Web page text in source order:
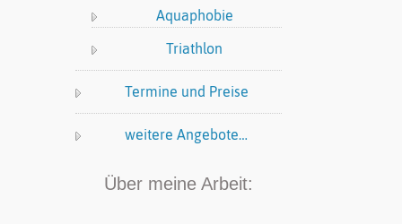
Aquaphobie
Triathlon
Termine und Preise
weitere Angebote…
Über meine Arbeit: